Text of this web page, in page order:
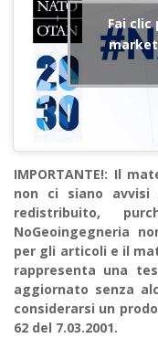
Fai
IMPORTANTE!: Il
non ci siano avvisi
redistribuito,
NoGeoingegneria
per gli articoli e il
rappresenta una
aggiornato senza
considerarsi un
62 del 7.03.2001.